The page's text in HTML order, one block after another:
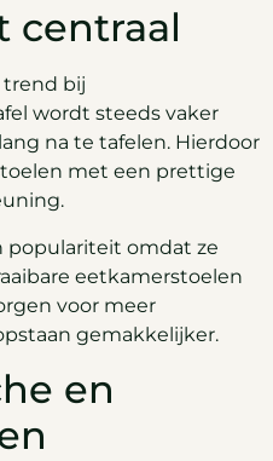
centraal
trend bij
wordt steeds vaker
na te tafelen. Hierdoor
met een prettige
populariteit omdat ze
eetkamerstoelen
voor meer
gemakkelijker.
en